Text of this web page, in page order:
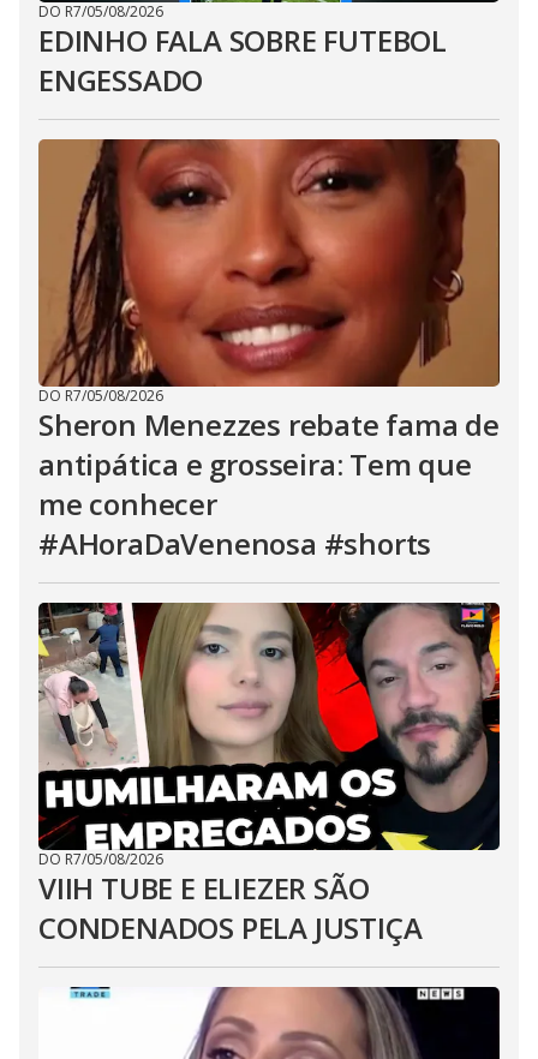
DO R7/05/08/2026
EDINHO FALA SOBRE FUTEBOL
ENGESSADO
DO R7/05/08/2026
Sheron Menezzes rebate fama de
antipática e grosseira: Tem que
me conhecer
#AHoraDaVenenosa #shorts
DO R7/05/08/2026
VIIH TUBE E ELIEZER SÃO
CONDENADOS PELA JUSTIÇA